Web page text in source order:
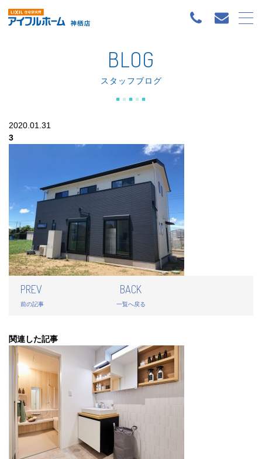
BLOG
スタッフブログ
2020.01.31
3
PREV
前の記事
BACK
一覧へ戻る
関連した記事